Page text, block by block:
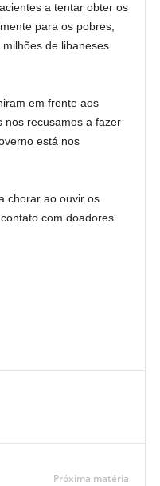
a tentar obter os
para os pobres,
de libaneses
em frente aos
nos recusamos a fazer
está nos
chorar ao ouvir os
com doadores
Próxima matéria